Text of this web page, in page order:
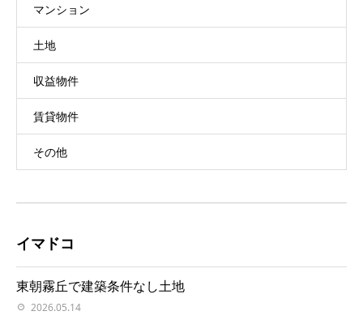
マンション
土地
収益物件
賃貸物件
その他
イマドコ
東朝霧丘で建築条件なし土地
2026.05.14